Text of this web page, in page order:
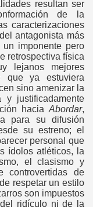
resultan ser
de la
caracterizaciones
antagonista más
imponente pero
retrospectiva física
lejanos mejores
que ya estuviera
sino amenizar la
y justificadamente
ón hacia Abordar,
para su difusión
su estreno; el
personal que
ídolos atléticos, la
el clasismo y
controvertidas de
respetar un estilo
son impuestos
ridículo ni de la